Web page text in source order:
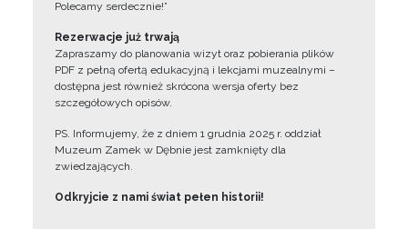
Polecamy serdecznie!”
Rezerwacje już trwają
Zapraszamy do planowania wizyt oraz pobierania plików
PDF z pełną ofertą edukacyjną i lekcjami muzealnymi –
dostępna jest również skrócona wersja oferty bez
szczegółowych opisów.
PS. Informujemy, że z dniem 1 grudnia 2025 r. oddział
Muzeum Zamek w Dębnie jest zamknięty dla
zwiedzających.
Odkryjcie z nami świat pełen historii!